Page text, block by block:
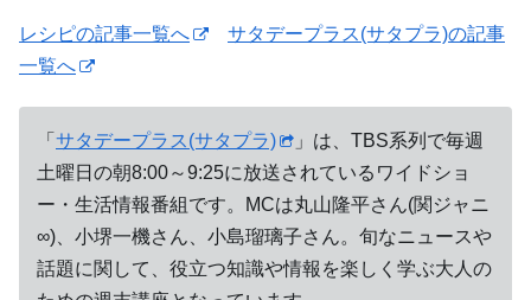
レシピの記事一覧へ
サタデープラス(サタプラ)の記事
一覧へ
「 サタデープラス(サタプラ)
」は、TBS系列で毎週
土曜日の朝8:00～9:25に放送されているワイドショ
ー・生活情報番組です。MCは丸山隆平さん(関ジャニ
∞)、小堺一機さん、小島瑠璃子さん。旬なニュースや
話題に関して、役立つ知識や情報を楽しく学ぶ大人の